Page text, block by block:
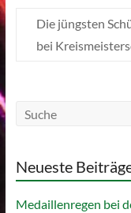
Die jüngsten
bei
Neueste
Medaillenregen bei